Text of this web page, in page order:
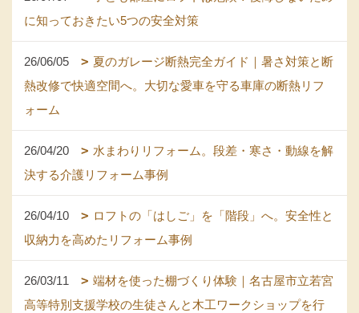
に知っておきたい5つの安全対策
26/06/05
夏のガレージ断熱完全ガイド｜暑さ対策と断
熱改修で快適空間へ。大切な愛車を守る車庫の断熱リフ
ォーム
26/04/20
水まわりリフォーム。段差・寒さ・動線を解
決する介護リフォーム事例
26/04/10
ロフトの「はしご」を「階段」へ。安全性と
収納力を高めたリフォーム事例
26/03/11
端材を使った棚づくり体験｜名古屋市立若宮
高等特別支援学校の生徒さんと木工ワークショップを行